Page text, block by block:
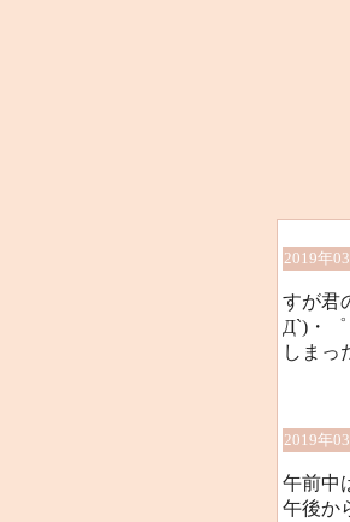
2019年
すが君
Д`)・゜
しまっ
2019年
午前中
午後か